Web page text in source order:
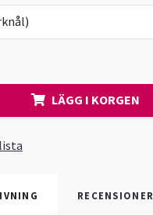
LÄGG I KORGEN
RECENSIONER